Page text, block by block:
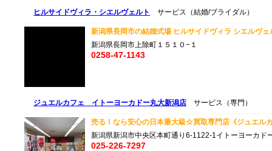
ヒルサイドヴィラ・シエルヴェルト サービス（結婚/ブライダル）
新潟県長岡市の結婚式場 ヒルサイドヴィラ シエルヴェ
新潟県長岡市上除町１５１０−１
0258-47-1143
ジュエルカフェ イトーヨーカドー丸大新潟店 サービス（専門）
売る！なら安心の日本最大級☆買取専門店《ジュエル
新潟県新潟市中央区本町通り6-1122-1イトーヨーカド
025-226-7297